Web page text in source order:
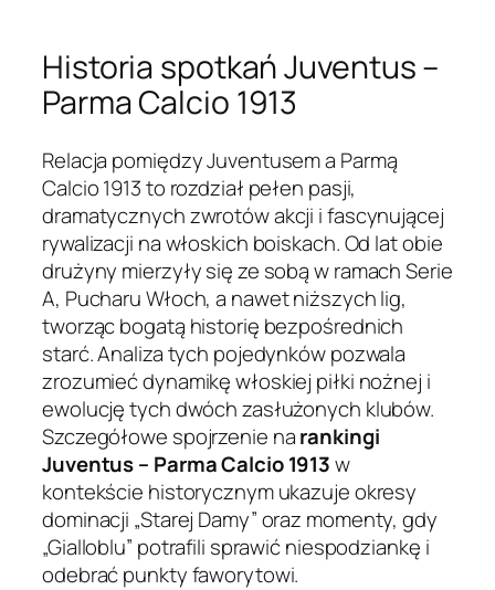
Historia spotkań Juventus –
Parma Calcio 1913
Relacja pomiędzy Juventusem a Parmą
Calcio 1913 to rozdział pełen pasji,
dramatycznych zwrotów akcji i fascynującej
rywalizacji na włoskich boiskach. Od lat obie
drużyny mierzyły się ze sobą w ramach Serie
A, Pucharu Włoch, a nawet niższych lig,
tworząc bogatą historię bezpośrednich
starć. Analiza tych pojedynków pozwala
zrozumieć dynamikę włoskiej piłki nożnej i
ewolucję tych dwóch zasłużonych klubów.
Szczegółowe spojrzenie narankingi
Juventus – Parma Calcio 1913w
kontekście historycznym ukazuje okresy
dominacji „Starej Damy” oraz momenty, gdy
„Gialloblu” potrafili sprawić niespodziankę i
odebrać punkty faworytowi.